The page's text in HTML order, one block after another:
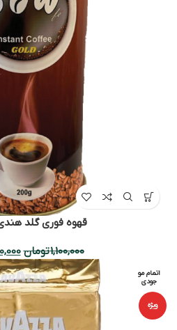
قهوه فوری گلد هندی 200
1,100,000تومان
اتمام مو
جودی
ویژه